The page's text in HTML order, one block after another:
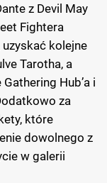
z Devil May
Fightera
uzyskać kolejne
Tarotha, a
Hub’a i
za
które
dowolnego z
w galerii